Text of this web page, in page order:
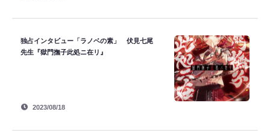
独占インタビュー「ラノベの素」 伏見七尾
先生『獄門撫子此処ニ在リ』
2023/08/18